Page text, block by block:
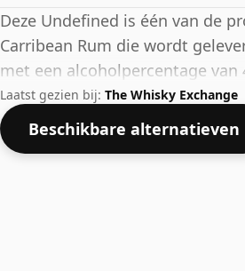
Deze Undefined is één van de
Carribean Rum die wordt
met een alcoholpercentage van
Laatst gezien bij: The Whisky Exchange
Beschikbare alternatieven